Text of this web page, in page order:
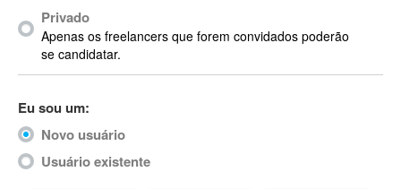
Acrobat X
Acronis
ACT
Actimize
ActionScript
ActionScript 3
Privado
Apenas os freelancers que forem convidados poderão
se candidatar.
Eu sou um:
Novo usuário
Usuário existente